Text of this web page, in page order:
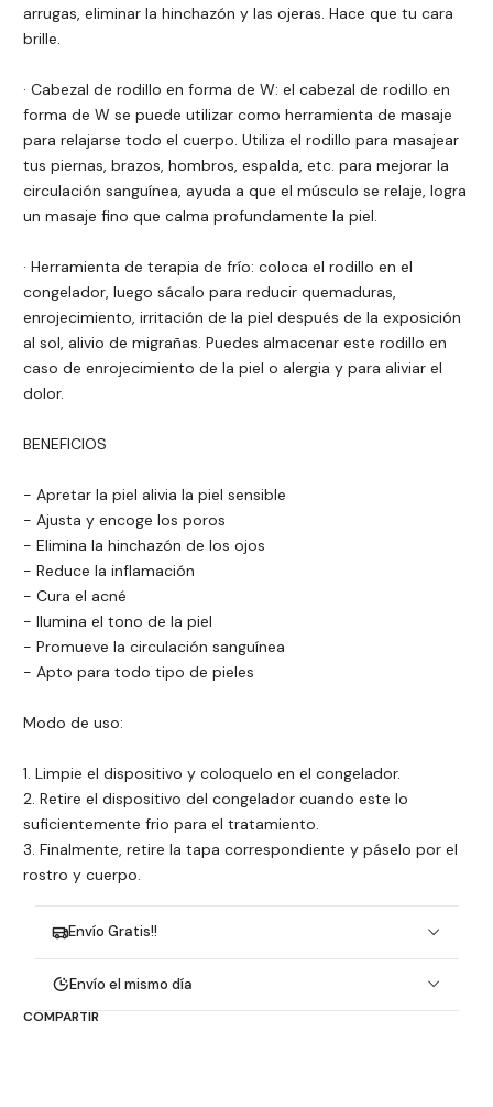
arrugas, eliminar la hinchazón y las ojeras. Hace que tu cara
brille.
· Cabezal de rodillo en forma de W: el cabezal de rodillo en
forma de W se puede utilizar como herramienta de masaje
para relajarse todo el cuerpo. Utiliza el rodillo para masajear
tus piernas, brazos, hombros, espalda, etc. para mejorar la
circulación sanguínea, ayuda a que el músculo se relaje, logra
un masaje fino que calma profundamente la piel.
· Herramienta de terapia de frío: coloca el rodillo en el
congelador, luego sácalo para reducir quemaduras,
enrojecimiento, irritación de la piel después de la exposición
al sol, alivio de migrañas. Puedes almacenar este rodillo en
caso de enrojecimiento de la piel o alergia y para aliviar el
dolor.
BENEFICIOS
- Apretar la piel alivia la piel sensible
- Ajusta y encoge los poros
- Elimina la hinchazón de los ojos
- Reduce la inflamación
- Cura el acné
- Ilumina el tono de la piel
- Promueve la circulación sanguínea
- Apto para todo tipo de pieles
Modo de uso:
1. Limpie el dispositivo y coloquelo en el congelador.
2. Retire el dispositivo del congelador cuando este lo
suficientemente frio para el tratamiento.
3. Finalmente, retire la tapa correspondiente y páselo por el
rostro y cuerpo.
Envío Gratis!!
Envío el mismo día
COMPARTIR